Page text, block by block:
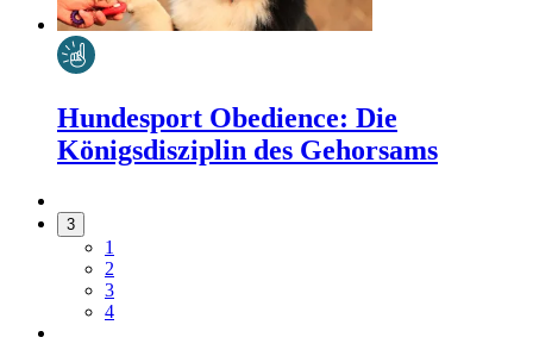
Hundesport Obedience: Die
Königsdisziplin des Gehorsams
3
1
2
3
4